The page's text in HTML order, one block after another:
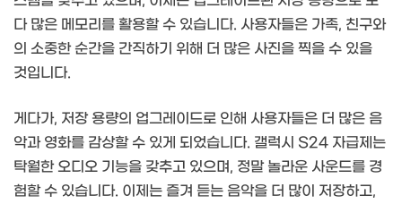
다 많은 메모리를 활용할 수 있습니다. 사용자들은 가족, 친구와
의 소중한 순간을 간직하기 위해 더 많은 사진을 찍을 수 있을
것입니다.
게다가, 저장 용량의 업그레이드로 인해 사용자들은 더 많은 음
악과 영화를 감상할 수 있게 되었습니다. 갤럭시 S24 자급제는
탁월한 오디오 기능을 갖추고 있으며, 정말 놀라운 사운드를 경
험할 수 있습니다. 이제는 즐겨 듣는 음악을 더 많이 저장하고,